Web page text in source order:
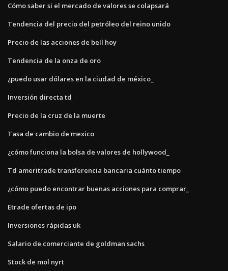
Cómo saber si el mercado de valores se colapsará
Tendencia del precio del petróleo del reino unido
Precio de las acciones de bell hoy
Tendencia de la onza de oro
¿puedo usar dólares en la ciudad de méxico_
Inversión directa td
Precio de la cruz de la muerte
Tasa de cambio de mexico
¿cómo funciona la bolsa de valores de hollywood_
Td ameritrade transferencia bancaria cuánto tiempo
¿cómo puedo encontrar buenas acciones para comprar_
Etrade ofertas de ipo
Inversiones rápidas uk
Salario de comerciante de goldman sachs
Stock de mol nyrt